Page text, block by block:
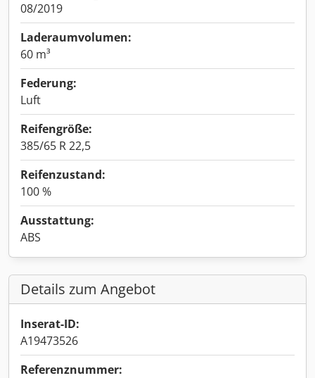
08/2019
Laderaumvolumen:
60 m³
Federung:
Luft
Reifengröße:
385/65 R 22,5
Reifenzustand:
100 %
Ausstattung:
ABS
Details zum Angebot
Inserat-ID:
A19473526
Referenznummer: